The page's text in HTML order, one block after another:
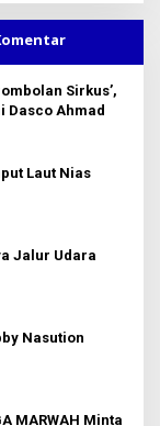
Sirkus’,
Dasco Ahmad
Laut Nias
Jalur Udara
Nasution
MARWAH Minta